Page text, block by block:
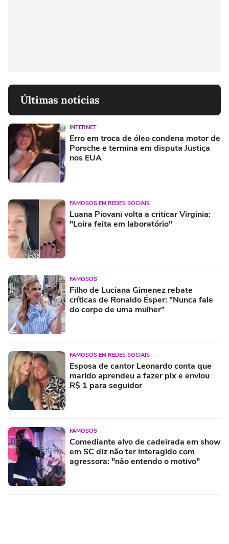
Últimas notícias
INTERNET
Erro em troca de óleo condena motor de
Porsche e termina em disputa Justiça
nos EUA
FAMOSOS EM REDES SOCIAIS
Luana Piovani volta a criticar Virginia:
"Loira feita em laboratório"
FAMOSOS
Filho de Luciana Gimenez rebate
críticas de Ronaldo Ésper: "Nunca fale
do corpo de uma mulher"
FAMOSOS EM REDES SOCIAIS
Esposa de cantor Leonardo conta que
marido aprendeu a fazer pix e enviou
R$ 1 para seguidor
FAMOSOS
Comediante alvo de cadeirada em show
em SC diz não ter interagido com
agressora: "não entendo o motivo"